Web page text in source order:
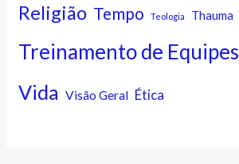
Religião Tempo Teologia Thauma
Treinamento de Equipes
Vida Visão Geral Ética